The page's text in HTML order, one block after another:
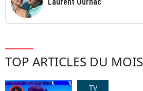
Laurent Ournac
TOP ARTICLES DU MOIS
TV